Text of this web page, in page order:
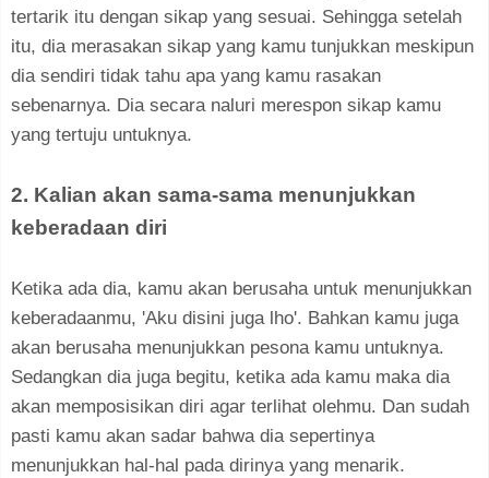
tertarik itu dengan sikap yang sesuai. Sehingga setelah
itu, dia merasakan sikap yang kamu tunjukkan meskipun
dia sendiri tidak tahu apa yang kamu rasakan
sebenarnya. Dia secara naluri merespon sikap kamu
yang tertuju untuknya.
2. Kalian akan sama-sama menunjukkan
keberadaan diri
Ketika ada dia, kamu akan berusaha untuk menunjukkan
keberadaanmu, 'Aku disini juga lho'. Bahkan kamu juga
akan berusaha menunjukkan pesona kamu untuknya.
Sedangkan dia juga begitu, ketika ada kamu maka dia
akan memposisikan diri agar terlihat olehmu. Dan sudah
pasti kamu akan sadar bahwa dia sepertinya
menunjukkan hal-hal pada dirinya yang menarik.